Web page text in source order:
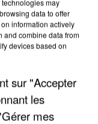
LES REFUGES
may
data to offer
information actively
and combine data from
devices based on
sur "Accepter
les
mes